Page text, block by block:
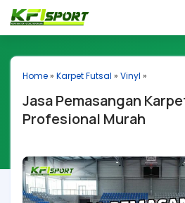
Home» Karpet Futsal » Vinyl »
Jasa Pemasangan
Profesional Murah